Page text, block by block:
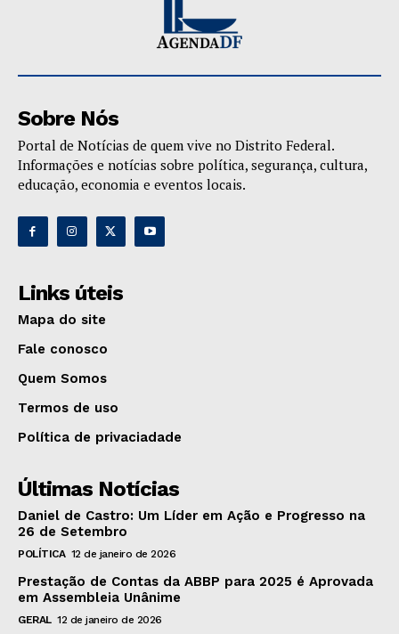
Sobre Nós
Portal de Notícias de quem vive no Distrito Federal.
Informações e notícias sobre política, segurança, cultura,
educação, economia e eventos locais.
Links úteis
Mapa do site
Fale conosco
Quem Somos
Termos de uso
Política de privaciadade
Últimas Notícias
Daniel de Castro: Um Líder em Ação e Progresso na
26 de Setembro
POLÍTICA 12 de janeiro de 2026
Prestação de Contas da ABBP para 2025 é Aprovada
em Assembleia Unânime
GERAL 12 de janeiro de 2026